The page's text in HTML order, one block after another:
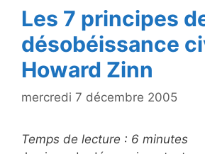
k
Les 7 principes
désobéissance
Howard Zinn
mercredi 7 décembre 2005
Temps de lecture : 6 minutes